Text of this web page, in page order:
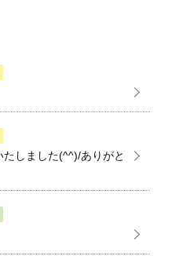
しました(^^)/ありがと